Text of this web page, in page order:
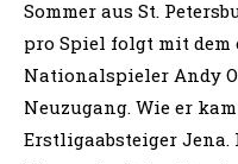
Sommer aus St.
pro Spiel folgt mit
Nationalspieler Andy
Neuzugang. Wie er
Erstligaabsteiger Jena.